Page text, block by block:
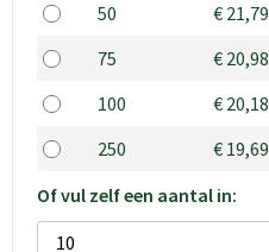
50
€ 21,79
75
€ 20,98
100
€ 20,18
250
€ 19,69
Of vul zelf een aantal in: